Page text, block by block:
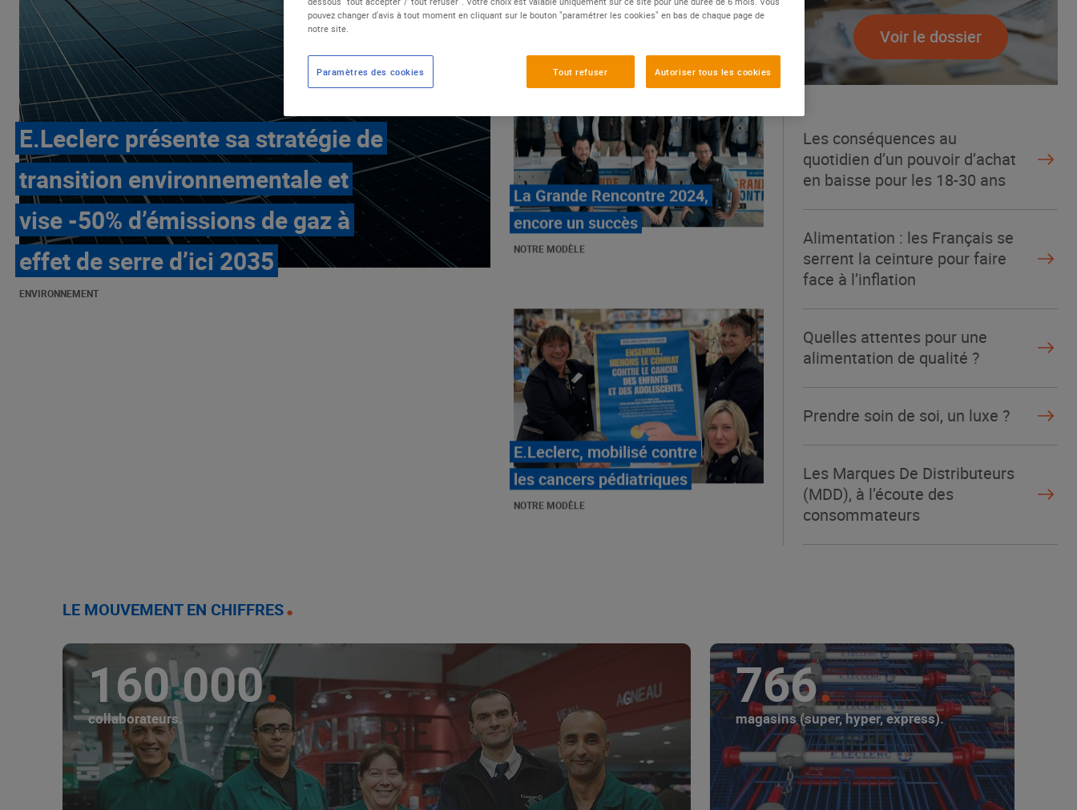
E.Leclerc présente sa stratégie de
transition environnementale et
vise -50% d’émissions de gaz à
effet de serre d’ici 2035
ENVIRONNEMENT
E.Leclerc, mobilisé contre
les cancers pédiatriques
NOTRE MODÈLE
LE MOUVEMENT
E.LECLERC ET SES
COMBATS
NOTRE MODÈLE
« Repérage » - La nouvelle
revue de tendances de
Marque Repère
ALIMENTATION DE QUALITÉ
Voir le dossier
Les conséquences au
quotidien d’un pouvoir d’achat
en baisse pour les 18-30 ans
Alimentation : les Français se
serrent la ceinture pour faire
face à l’inflation
Quelles attentes pour une
alimentation de qualité ?
Prendre soin de soi, un luxe ?
Les Marques De Distributeurs
(MDD), à l’écoute des
consommateurs
LE MOUVEMENT EN CHIFFRES
160 000
collaborateurs.
766
magasins (super, hyper, express).
pouvez changer d'avis à tout moment en cliquant sur le bouton "paramétrer les cookies" en bas de chaque page de
notre site.
Tout refuser Autoriser tous les cookies
Paramètres des cookies